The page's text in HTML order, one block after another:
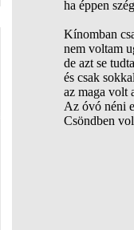
ha éppen
Kínomban
nem voltam
de azt se
és csak
az maga volt
Az óvó néni
Csöndben